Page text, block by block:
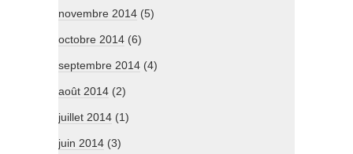
novembre 2014 (5)
octobre 2014 (6)
septembre 2014 (4)
août 2014 (2)
juillet 2014 (1)
juin 2014 (3)